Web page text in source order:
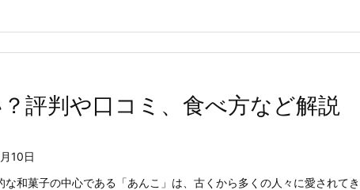
評判や口コミ、食べ方など解説
10日
な和菓子の中心である「あんこ」は、古くから多くの人々に愛されてき